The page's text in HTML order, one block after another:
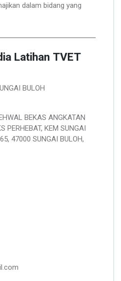
dalam bidang yang
Latihan TVET
BULOH
BEKAS ANGKATAN
PERHEBAT, KEM SUNGAI
47000 SUNGAI BULOH,